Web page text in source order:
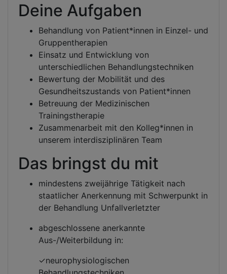
Deine Aufgaben
Behandlung von Patient*innen in Einzel- und
Gruppentherapien
Einsatz und Entwicklung von
unterschiedlichen Behandlungstechniken
Bewertung der Mobilität und des
Gesundheitszustands von Patient*innen
Betreuung der Medizinischen
Trainingstherapie
Zusammenarbeit mit den Kolleg*innen in
unserem interdisziplinären Team
Das bringst du mit
mindestens zweijährige Tätigkeit nach
staatlicher Anerkennung mit Schwerpunkt in
der Behandlung Unfallverletzter
abgeschlossene anerkannte
Aus-/Weiterbildung in:
✓neurophysiologischen